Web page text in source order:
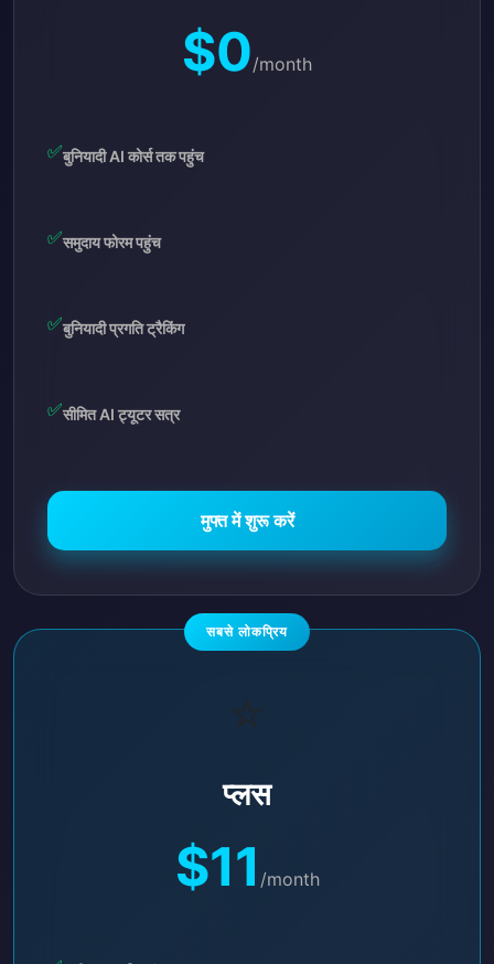
$0/month
✅बुनियादी AI कोर्स तक पहुंच
✅समुदाय फोरम पहुंच
✅बुनियादी प्रगति ट्रैकिंग
✅सीमित AI ट्यूटर सत्र
मुफ्त में शुरू करें
सबसे लोकप्रिय
⭐
प्लस
$11 /month